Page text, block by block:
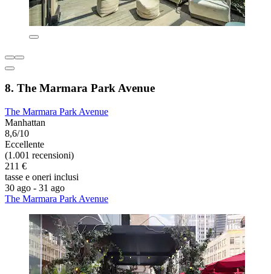
8. The Marmara Park Avenue
The Marmara Park Avenue
Manhattan
8,6/10
Eccellente
(1.001 recensioni)
211 €
tasse e oneri inclusi
30 ago - 31 ago
The Marmara Park Avenue